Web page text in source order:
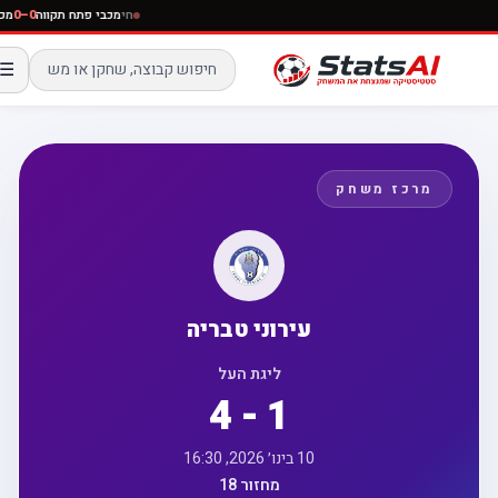
חימכבי פתח תקווה0–0
☰
מרכז משחק
עירוני טבריה
ליגת העל
4 - 1
10 בינו׳ 2026, 16:30
מחזור 18